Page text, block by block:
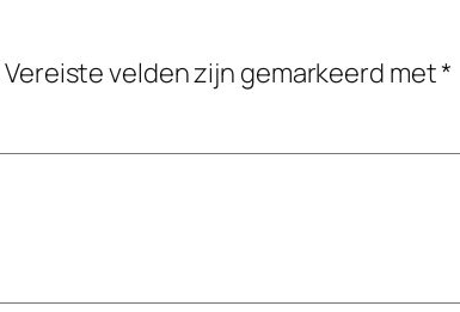
Vereiste velden zijn gemarkeerd met*